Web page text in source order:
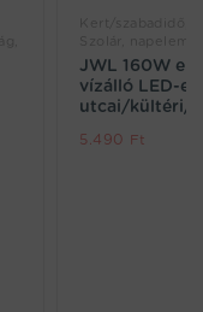
JWL 160W
vízálló LED-
utcai/kültéri/
5.490 Ft